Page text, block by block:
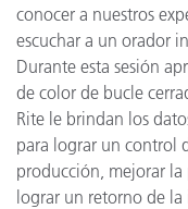
conocer a nuestros
escuchar a un orador
Durante esta sesión
de color de bucle
Rite le brindan los
para lograr un control
producción, mejorar
lograr un retorno de